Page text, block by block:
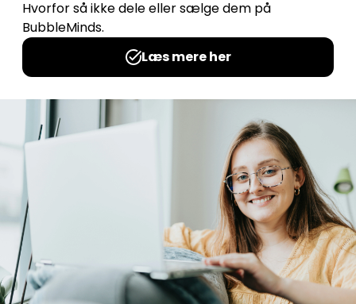
Mine mål – et materiale til elevsamtaler